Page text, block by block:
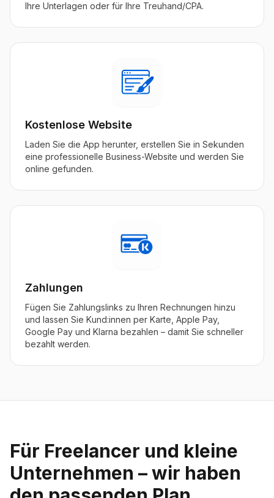
Ihre Unterlagen oder für Ihre Treuhand/CPA.
Kostenlose Website
Laden Sie die App herunter, erstellen Sie in Sekunden
eine professionelle Business-Website und werden Sie
online gefunden.
Zahlungen
Fügen Sie Zahlungslinks zu Ihren Rechnungen hinzu
und lassen Sie Kund:innen per Karte, Apple Pay,
Google Pay und Klarna bezahlen – damit Sie schneller
bezahlt werden.
Für Freelancer und kleine
Unternehmen – wir haben